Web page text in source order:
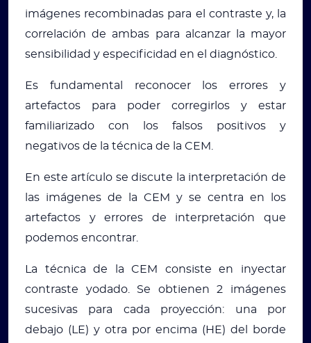
imágenes recombinadas para el contraste y, la
correlación de ambas para alcanzar la mayor
sensibilidad y especificidad en el diagnóstico.
Es fundamental reconocer los errores y
artefactos para poder corregirlos y estar
familiarizado con los falsos positivos y
negativos de la técnica de la CEM.
En este artículo se discute la interpretación de
las imágenes de la CEM y se centra en los
artefactos y errores de interpretación que
podemos encontrar.
La técnica de la CEM consiste en inyectar
contraste yodado. Se obtienen 2 imágenes
sucesivas para cada proyección: una por
debajo (LE) y otra por encima (HE) del borde